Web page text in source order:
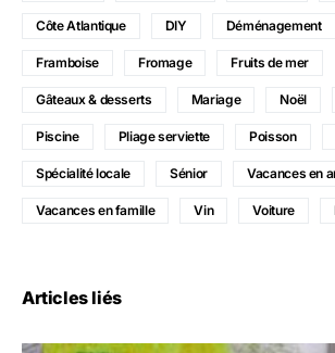
Côte Atlantique DIY Déménagement
Framboise Fromage Fruits de mer
Gâteaux & desserts Mariage Noël
Piscine Pliage serviette Poisson
Spécialité locale Sénior Vacances en
Vacances en famille Vin Voiture
Articles liés